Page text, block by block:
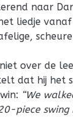
naar
liedje
over de
dat hij het
“We
piece